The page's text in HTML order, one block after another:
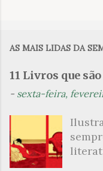
n
t
i
o
AS MAIS LIDAS DA
11 Livros que
- sexta-feira,